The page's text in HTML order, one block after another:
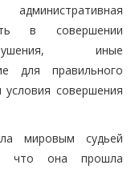
в совершении
иные
для правильного
совершения
мировым судьей
что она прошла